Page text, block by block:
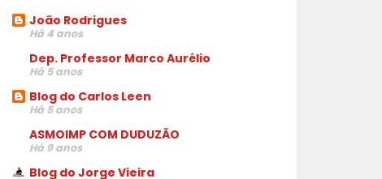
João Rodrigues
Há 4 anos
Dep. Professor Marco Aurélio
Há 5 anos
Blog do Carlos Leen
Há 5 anos
ASMOIMP COM DUDUZÃO
Há 9 anos
Blog do Jorge Vieira